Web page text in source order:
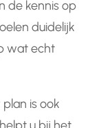
de kennis op
duidelijk
wat echt
is ook